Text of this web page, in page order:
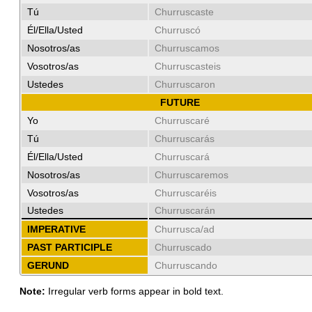
Tú
Churruscaste
Él/Ella/Usted
Churruscó
Nosotros/as
Churruscamos
Vosotros/as
Churruscasteis
Ustedes
Churruscaron
FUTURE
Yo
Churruscaré
Tú
Churruscarás
Él/Ella/Usted
Churruscará
Nosotros/as
Churruscaremos
Vosotros/as
Churruscaréis
Ustedes
Churruscarán
IMPERATIVE
Churrusca/ad
PAST PARTICIPLE
Churruscado
GERUND
Churruscando
Note: Irregular verb forms appear in bold text.